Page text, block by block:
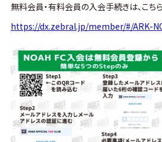
無料会員・有料会員の入会手続きは、こち
https://dx.zebral.jp/member/#/ARK-